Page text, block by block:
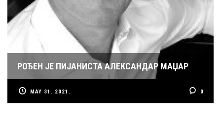
РОЂЕН ЈЕ ПИЈАНИСТА АЛЕКСАНДАР МАЏАР
MAY 31. 2021. 0